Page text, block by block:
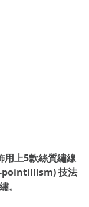
上5款絲質繡線
pointillism) 技法
。